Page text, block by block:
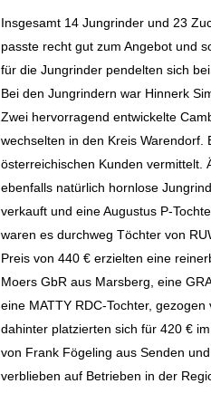
Insgesamt 14 Jungrinder und 23
passte recht gut zum Angebot und
für die Jungrinder pendelten sich
Bei den Jungrindern war Hinnerk
Zwei hervorragend entwickelte
wechselten in den Kreis
österreichischen Kunden vermittelt.
ebenfalls natürlich hornlose
verkauft und eine Augustus P-
waren es durchweg Töchter von
Preis von 440 € erzielten eine
Moers GbR aus Marsberg, eine
eine MATTY RDC-Tochter,
dahinter platzierten sich für 420 €
von Frank Fögeling aus Senden
verblieben auf Betrieben in der